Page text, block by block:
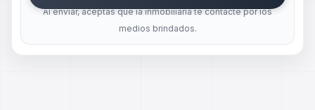
Al enviar, aceptas que la inmobiliaria te contacte por los
medios brindados.